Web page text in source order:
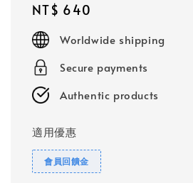
Regular
price
NT$ 640
Worldwide shipping
Secure payments
Authentic products
適用優惠
會員回饋金